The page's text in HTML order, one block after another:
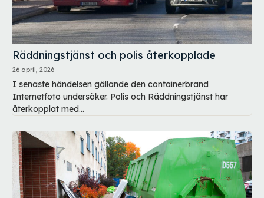
Räddningstjänst och polis återkopplade
26 april, 2026
I senaste händelsen gällande den containerbrand
Internetfoto undersöker. Polis och Räddningstjänst har
återkopplat med...